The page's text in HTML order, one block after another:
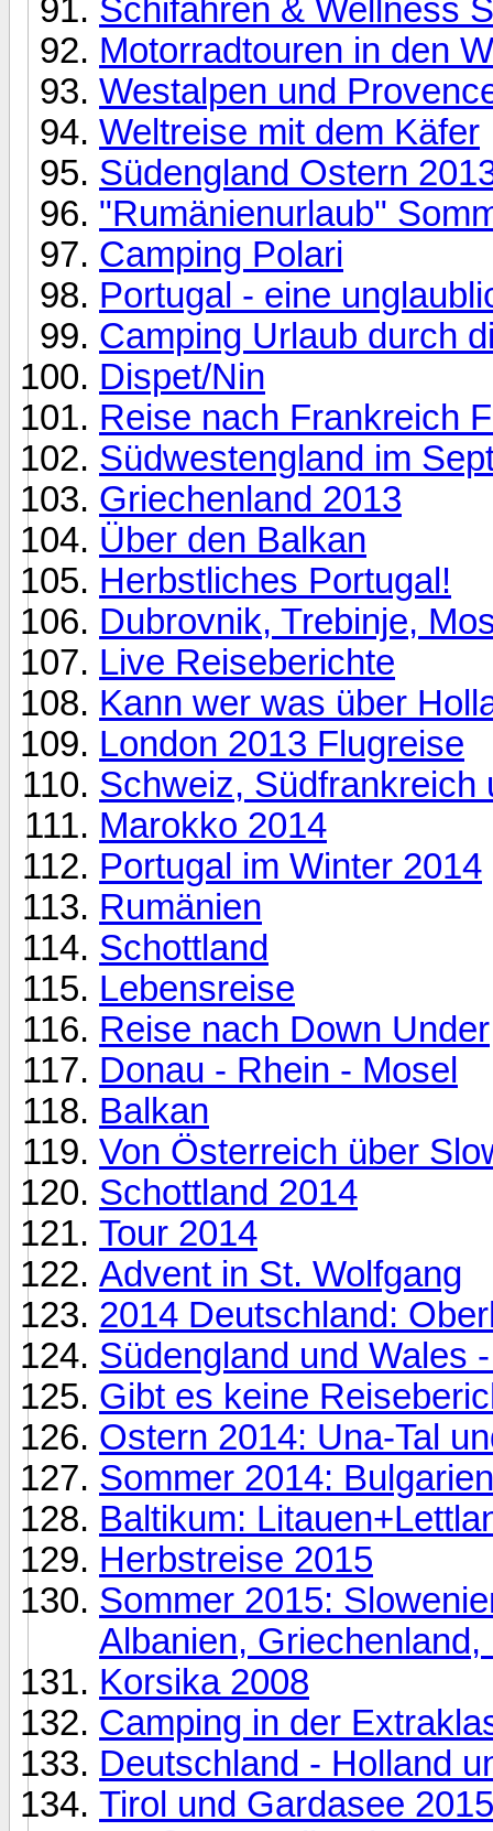
Schifahren & Wellness
Motorradtouren in den
Westalpen und
Weltreise mit dem Käfer
Südengland Ostern
"Rumänienurlaub"
Camping Polari
Portugal - eine
Camping Urlaub durch
Dispet/Nin
Reise nach Frankreich
Südwestengland im
Griechenland 2013
Über den Balkan
Herbstliches Portugal!
Dubrovnik, Trebinje,
Live Reiseberichte
Kann wer was über
London 2013 Flugreise
Schweiz, Südfrankreich
Marokko 2014
Portugal im Winter 2014
Rumänien
Schottland
Lebensreise
Reise nach Down Under
Donau - Rhein - Mosel
Balkan
Von Österreich über
Schottland 2014
Tour 2014
Advent in St. Wolfgang
2014 Deutschland:
Südengland und Wales
Gibt es keine
Ostern 2014: Una-Tal
Sommer 2014:
Baltikum:
Herbstreise 2015
Sommer 2015:
Albanien, Griechenland,
Korsika 2008
Camping in der
Deutschland - Holland
Tirol und Gardasee 2015